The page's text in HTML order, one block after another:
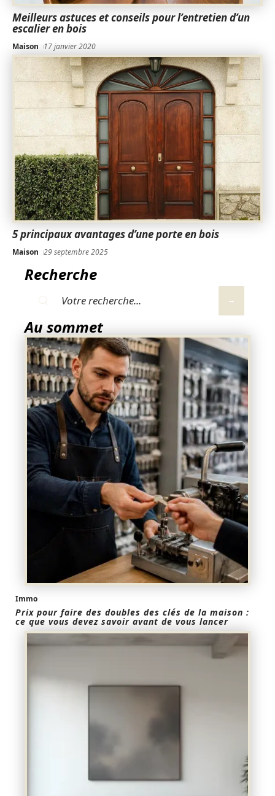
Meilleurs astuces et conseils pour l’entretien d’un
escalier en bois
Maison 17 janvier 2020
5 principaux avantages d’une porte en bois
Maison 29 septembre 2025
Recherche
Au sommet
Immo
Prix pour faire des doubles des clés de la maison :
ce que vous devez savoir avant de vous lancer